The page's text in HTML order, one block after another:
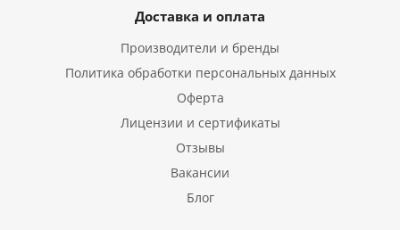
Доставка и оплата
Производители и бренды
Политика обработки персональных данных
Оферта
Лицензии и сертификаты
Отзывы
Вакансии
Блог